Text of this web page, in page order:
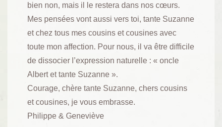
bien non, mais il le restera dans nos cœurs.
Mes pensées vont aussi vers toi, tante Suzanne
et chez tous mes cousins et cousines avec
toute mon affection. Pour nous, il va être difficile
de dissocier l’expression naturelle : « oncle
Albert et tante Suzanne ».
Courage, chère tante Suzanne, chers cousins
et cousines, je vous embrasse.
Philippe & Geneviève